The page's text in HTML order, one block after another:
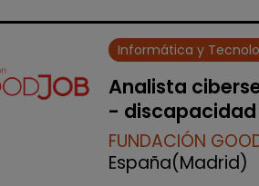
Informática y
Analista
-
FUNDACIÓN
España(Madrid)